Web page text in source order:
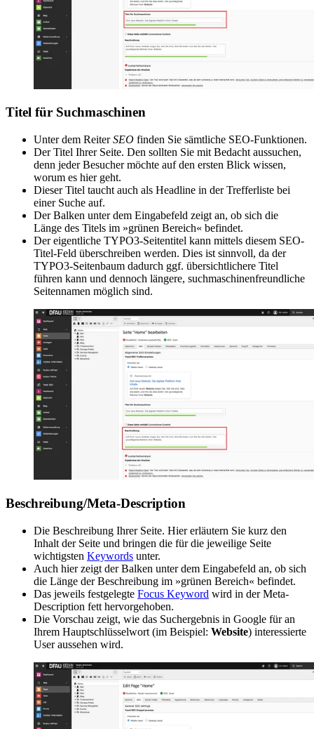
Titel für Suchmaschinen
Unter dem ReiterSEO finden Sie sämtliche SEO-Funktionen.
Der Titel Ihrer Seite. Den sollten Sie mit Bedacht aussuchen,
denn jeder Besucher möchte auf den ersten Blick wissen,
worum es hier geht.
Dieser Titel taucht auch als Headline in der Trefferliste bei
einer Suche auf.
Der Balken unter dem Eingabefeld zeigt an, ob sich die
Länge des Titels im »grünen Bereich« befindet.
Der eigentliche TYPO3-Seitentitel kann mittels diesem SEO-
Titel-Feld überschreiben werden. Dies ist sinnvoll, da der
TYPO3-Seitenbaum dadurch ggf. übersichtlichere Titel
führen kann und dennoch längere, suchmaschinenfreundliche
Seitennamen möglich sind.
Beschreibung/Meta-Description
Die Beschreibung Ihrer Seite. Hier erläutern Sie kurz den
Inhalt der Seite und bringen die für die jeweilige Seite
wichtigsten Keywords unter.
Auch hier zeigt der Balken unter dem Eingabefeld an, ob sich
die Länge der Beschreibung im »grünen Bereich« befindet.
Das jeweils festgelegte Focus Keyword wird in der Meta-
Description fett hervorgehoben.
Die Vorschau zeigt, wie das Suchergebnis in Google für an
Ihrem Hauptschlüsselwort (im Beispiel: Website) interessierte
User aussehen wird.